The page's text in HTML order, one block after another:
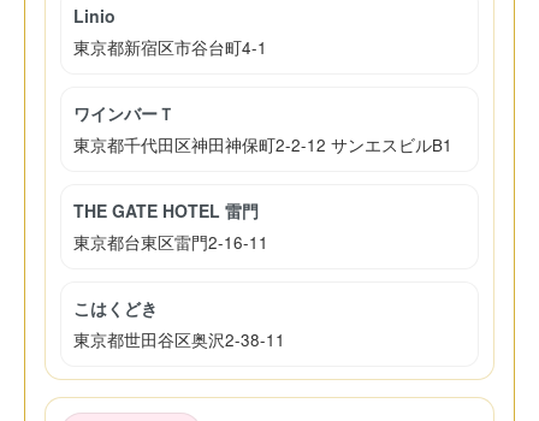
Linio
東京都新宿区市谷台町4-1
ワインバーＴ
東京都千代田区神田神保町2-2-12 サンエスビルB1
THE GATE HOTEL 雷門
東京都台東区雷門2-16-11
こはくどき
東京都世田谷区奥沢2-38-11